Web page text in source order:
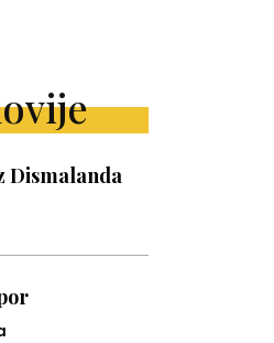
Dismalanda